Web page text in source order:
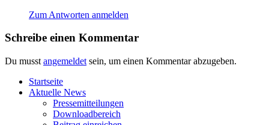
Zum Antworten anmelden
Schreibe einen Kommentar
Du musst angemeldet sein, um einen Kommentar abzugeben.
Start­sei­te
Aktu­el­le News
Pres­se­mit­tei­lun­gen
Down­load­be­reich